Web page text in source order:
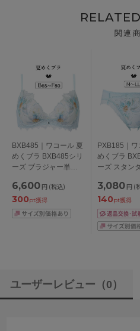
関連
BXB485｜ワコール 夏
めくブラ BXB485シリ
ーズ ブラジャー単品
ー65/70/75/80/85cm
6,600 円 (税込)
300pt獲得
PXB185｜ワ
めくブラ
ーズ スタン
3,080 円 (
140pt獲得
ユーザーレビュー （0）